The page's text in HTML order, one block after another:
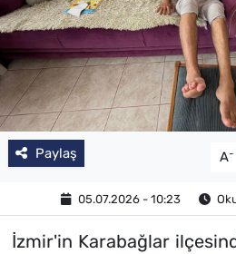
Paylaş A-
05.07.2026 - 10:23
İzmir'in Karabağlar